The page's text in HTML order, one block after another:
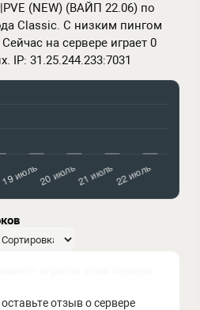
(NEW) (ВАЙП 22.06) по
Classic. С низким пингом
на сервере играет 0
IP: 31.25.244.233:7031
отзыв о сервере